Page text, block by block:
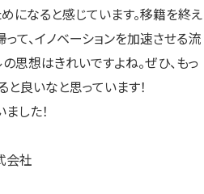
になると感じています。移籍を終え
て、イノベーションを加速させる流
思想はきれいですよね。ぜひ、もっ
良いなと思っています！
した！
会社